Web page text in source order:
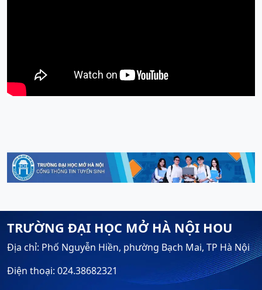
TRƯỜNG ĐẠI HỌC MỞ HÀ NỘI HOU
Địa chỉ: Phố Nguyễn Hiền, phường Bạch Mai, TP Hà Nội
Điện thoại: 024.38682321